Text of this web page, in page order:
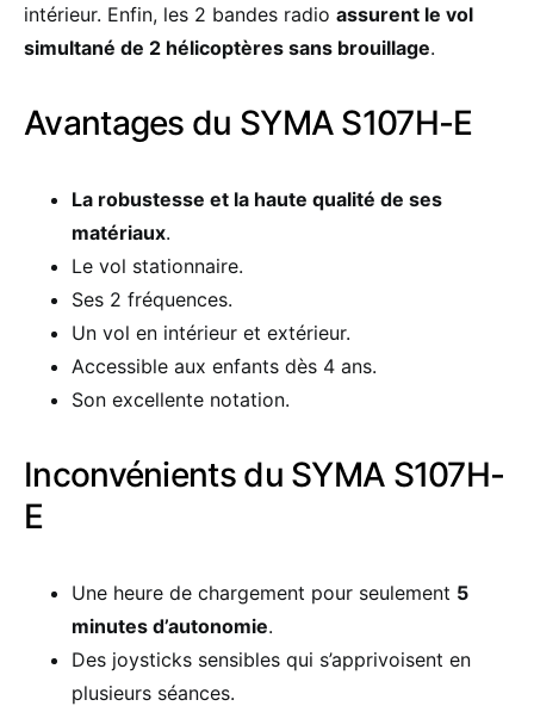
intérieur. Enfin, les 2 bandes radio assurent le vol
simultané de 2 hélicoptères sans brouillage.
Avantages du SYMA S107H-E
La robustesse et la haute qualité de ses
matériaux.
Le vol stationnaire.
Ses 2 fréquences.
Un vol en intérieur et extérieur.
Accessible aux enfants dès 4 ans.
Son excellente notation.
Inconvénients du SYMA S107H-
E
Une heure de chargement pour seulement 5
minutes d’autonomie.
Des joysticks sensibles qui s’apprivoisent en
plusieurs séances.